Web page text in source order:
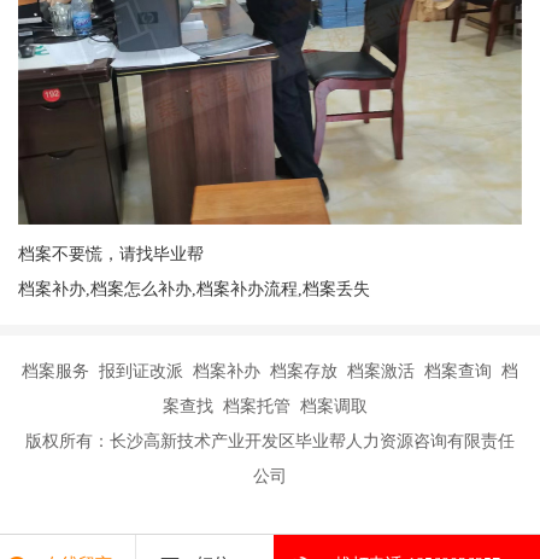
档案不要慌，请找毕业帮
档案补办,档案怎么补办,档案补办流程,档案丢失
档案服务 报到证改派 档案补办 档案存放 档案激活 档案查询 档
案查找 档案托管 档案调取
版权所有：长沙高新技术产业开发区毕业帮人力资源咨询有限责任
公司